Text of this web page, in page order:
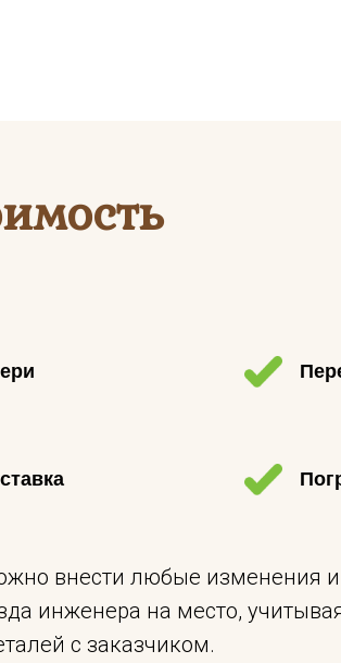
внести любые изменения
инженера на место,
с заказчиком.